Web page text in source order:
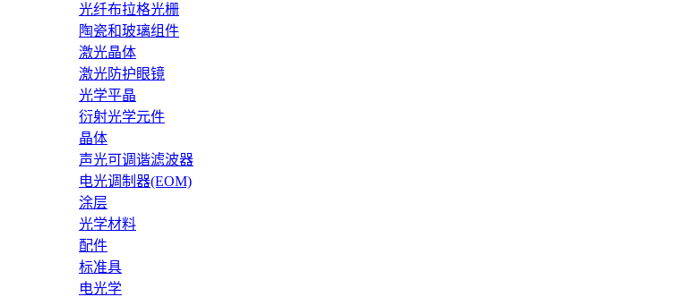
光纤布拉格光栅
陶瓷和玻璃组件
激光晶体
激光防护眼镜
光学平晶
衍射光学元件
晶体
声光可调谐滤波器
电光调制器(EOM)
涂层
光学材料
配件
标准具
电光学